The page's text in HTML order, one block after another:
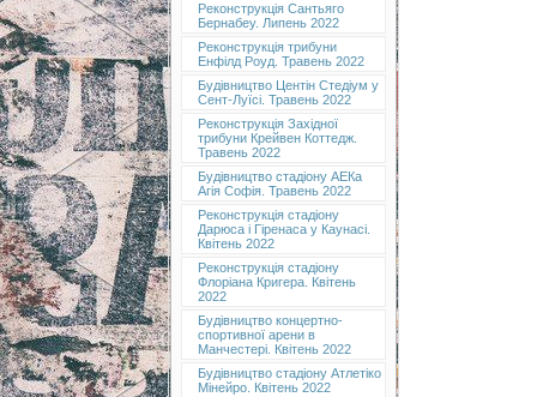
Реконструкція Сантьяго
Бернабеу. Липень 2022
Реконструкція трибуни
Енфілд Роуд. Травень 2022
Будівництво Центін Стедіум у
Сент-Луїсі. Травень 2022
Реконструкція Західної
трибуни Крейвен Коттедж.
Травень 2022
Будівництво стадіону АЕКа
Агія Софія. Травень 2022
Реконструкція стадіону
Дарюса і Гіренаса у Каунасі.
Квітень 2022
Реконструкція стадіону
Флоріана Кригера. Квітень
2022
Будівництво концертно-
спортивної арени в
Манчестері. Квітень 2022
Будівництво стадіону Атлетіко
Мінейро. Квітень 2022